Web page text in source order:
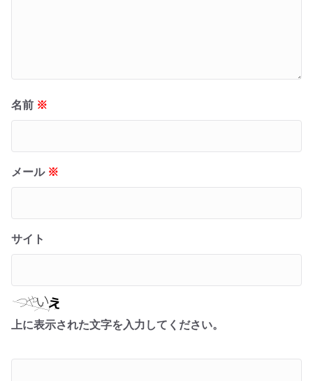
名前 ※
メール ※
サイト
上に表示された文字を入力してください。